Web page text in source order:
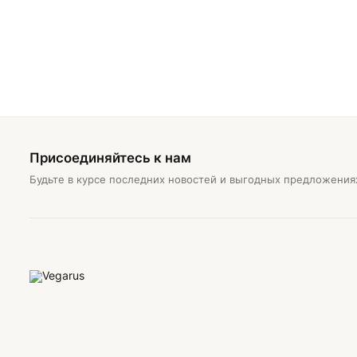
Присоединяйтесь к нам
Будьте в курсе последних новостей и выгодных